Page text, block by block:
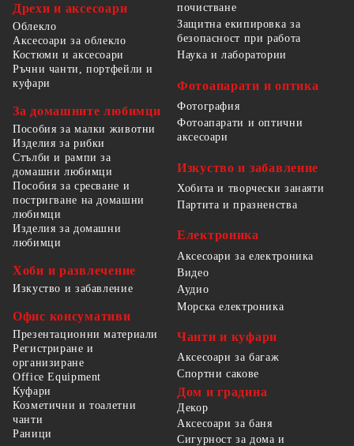
Дрехи и аксесоари
Облекло
Аксесоари за облекло
Костюми и аксесоари
Ръчни чанти, портфейли и
куфари
За домашните любимци
Пособия за малки животни
Изделия за рибки
Стълби и рампи за
домашни любимци
Пособия за сресване и
постригване на домашни
любимци
Изделия за домашни
любимци
Хоби и развлечение
Изкуство и забавление
Офис консумативи
Презентационни материали
Регистриране и
организиране
Office Equipment
почистване
Защитна екипировка за
безопасност при работа
Наука и лаборатории
Фотоапарати и оптика
Фотография
Фотоапарати и оптични
аксесоари
Изкуство и забавление
Хобита и творчески занаяти
Партита и празненства
Електроника
Аксесоари за електроника
Видео
Аудио
Морска електроника
Чанти и куфари
Аксесоари за багаж
Спортни сакове
Куфари
Козметични и тоалетни
чанти
Раници
Дом и градина
Декор
Аксесоари за баня
Сигурност за дома и